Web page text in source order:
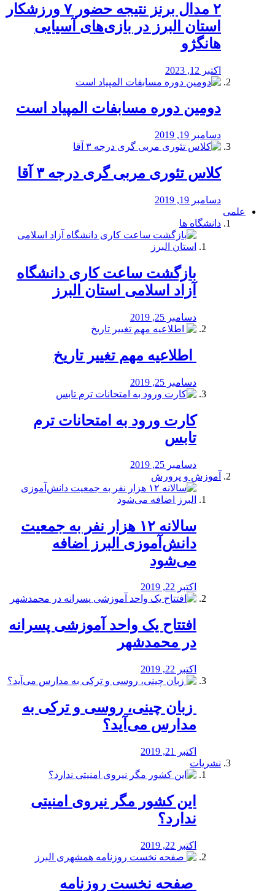
۲ مدال برنز نتیجه حضور ۷ ورزشکار
استان البرز در بازی‌های آسیایی
هانگژو
اکتبر 12, 2023
دومین دوره مسابفات المپیاد است
دسامبر 19, 2019
کلاس تئوری مربی گری درجه ۳ آقا
دسامبر 19, 2019
علمی
دانشگاه ها
بازگشت ساعت کاری دانشگاه
آزاد اسلامی استان البرز
دسامبر 25, 2019
️ اطلاعیه مهم تغییر تاریخ
دسامبر 25, 2019
کارت ورود به امتحانات ترم
تابس
دسامبر 25, 2019
آموزش و پرورش
️سالانه ۱۲ هزار نفر به جمعیت
دانش‌آموزی البرز اضافه
می‌شود
اکتبر 22, 2019
افتتاح یک واحد آموزشی پسرانه
در محمدشهر
اکتبر 22, 2019
️ زبان چینی، روسی و ترکی به
مدارس می‌آید؟
اکتبر 21, 2019
نشریات
این کشور مگر نیروی امنیتی
ندارد؟
اکتبر 22, 2019
️ صفحه نخست روزنامه‌